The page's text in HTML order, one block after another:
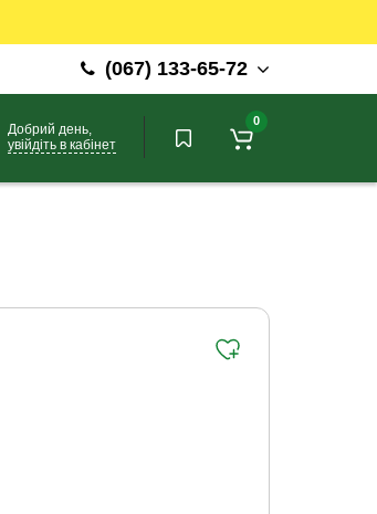
(067) 133-65-72
Добрий день,
увійдіть в кабінет
0